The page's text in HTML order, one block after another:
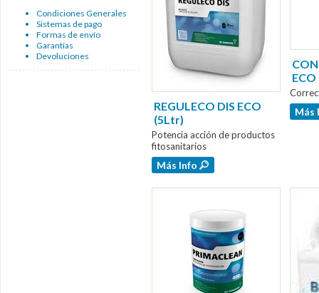
Condiciones Generales
Sistemas de pago
Formas de envío
Garantías
Devoluciones
REGULECO DIS ECO
(5Ltr)
Potencia acción de productos
fitosanitarios
Más Info
Más